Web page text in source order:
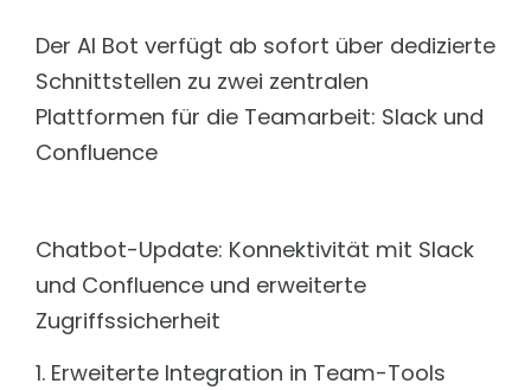
TECHNOLOGIE
Features
Aus Daten echte Intelligenz machen.
Integration
KI ist nur dann wertvoll, wenn sie sicher ist.
Technologie: LLM & RAG
Dreamteam LLM & RAG: So funktioniert der AI Bot
Die richtige Chatbot-Lösung für jedes Unternehmen
Matomo
DSGVO konforme Trackinglösungen
LEISTUNGEN
Content Management Support
Vereinfachtes, Browser-basiertes Tool
Sicherheit
Prüfung Ihrer Webseite
Hosting
Eine Lösung für jede Anforderung
Der AI Bot verfügt ab sofort über dedizierte
Schnittstellen zu zwei zentralen
Plattformen für die Teamarbeit: Slack und
Confluence
Chatbot-Update: Konnektivität mit Slack
und Confluence und erweiterte
Zugriffssicherheit
1. Erweiterte Integration in Team-Tools